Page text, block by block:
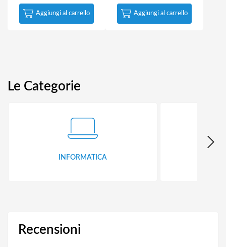
Aggiungi al carrello Aggiungi al carrello
Le Categorie
INFORMATICA
Recensioni